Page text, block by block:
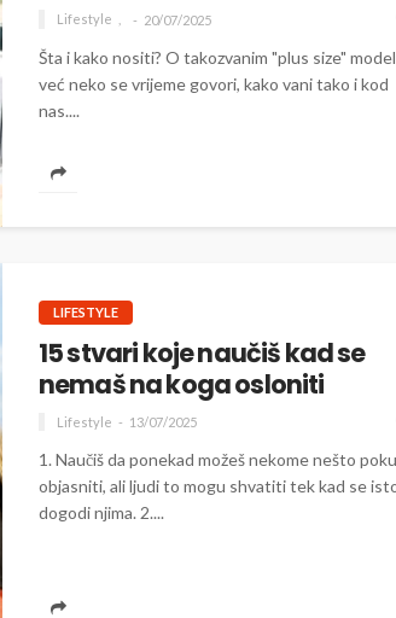
Lifestyle 20/07/2025
Šta i kako nositi? O takozvanim "plus size"
već neko se vrijeme govori, kako vani tako i kod
nas....
LIFESTYLE
15 stvari koje naučiš kad se
nemaš na koga osloniti
Lifestyle 13/07/2025
1. Naučiš da ponekad možeš nekome nešto
objasniti, ali ljudi to mogu shvatiti tek kad se
dogodi njima. 2....